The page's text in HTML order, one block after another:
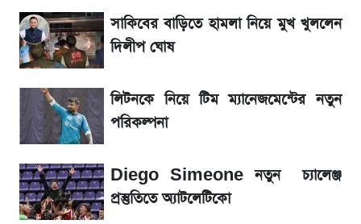
La Liga 2026-2027: সর্বশেষ পয়েন্ট টেবিল ও
খবর
একদিনের ব্যবধানে আজকের সোনার দাম
ড. ইউনূস বনাম তারেক রহমান—তুলনায় যা বললেন
কাদের সিদ্দিকী
সাকিবের বাড়িতে হামলা নিয়ে মুখ খুললেন
দিলীপ ঘোষ
লিটনকে নিয়ে টিম ম্যানেজমেন্টের নতুন
পরিকল্পনা
Diego Simeone নতুন চ্যালেঞ্জ
প্রস্তুতিতে অ্যাটলেটিকো